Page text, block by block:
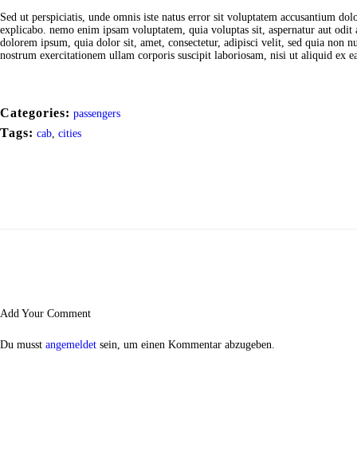
Sed ut perspiciatis, unde omnis iste natus error sit voluptatem accusantium
explicabo. nemo enim ipsam voluptatem, quia voluptas sit, aspernatur aut
dolorem ipsum, quia dolor sit, amet, consectetur, adipisci velit, sed quia non
nostrum exercitationem ullam corporis suscipit laboriosam, nisi ut aliquid ex
Categories: passengers
Tags: cab cities
Add Your Comment
Du musst angemeldet sein, um einen Kommentar abzugeben.